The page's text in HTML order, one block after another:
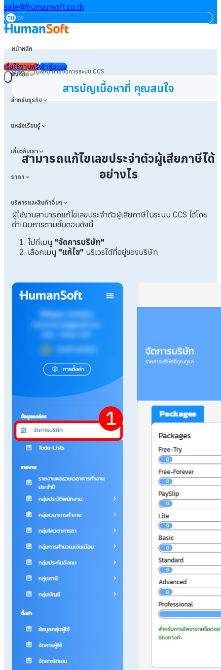
sale@humansoft.co.th
TH EN
หน้าหลัก
ฟังก์ชัน
สำหรับธุรกิจ
แหล่งเรียนรู้
เกี่ยวกับเรา
ราคา
บริการและสินค้าอื่นๆ
เริ่มใช้งานฟรีเข้าสู่ระบบ
Q&A>(Q&A) การจัดการระบบ CCS
สารบัญเนื้อหาที่ คุณสนใจ
สามารถแก้ไขเลขประจำตัวผู้เสียภาษีได้
อย่างไร
ผู้ใช้งานสามารถแก้ไขเลขประจำตัวผู้เสียภาษีในระบบ CCS ได้โดย
ดำเนินการตามขั้นตอนดังนี้
ไปที่เมนู "จัดการบริษัท"
เลือกเมนู "แก้ไข" บริเวรใต้ที่อยู่ของบริษัท